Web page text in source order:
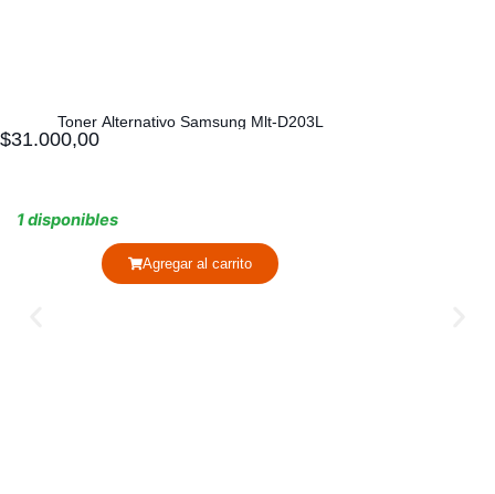
Toner Alternativo Samsung Mlt-D203L
$31.000,00
1 disponibles
Agregar al carrito